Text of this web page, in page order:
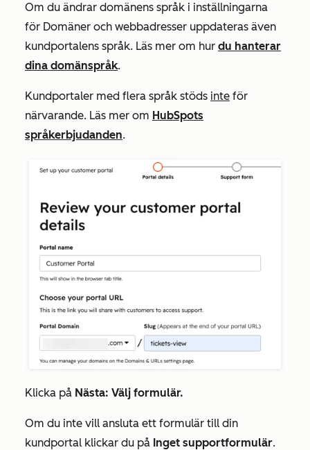
Om du ändrar domänens språk i inställningarna
för Domäner och webbadresser uppdateras även
kundportalens språk. Läs mer om hur du hanterar
dina domänspråk.
Kundportaler med flera språk stöds inte för
närvarande. Läs mer om HubSpots
språkerbjudanden.
Klicka på Nästa: Välj formulär.
Om du inte vill ansluta ett formulär till din
kundportal klickar du på Inget supportformulär.